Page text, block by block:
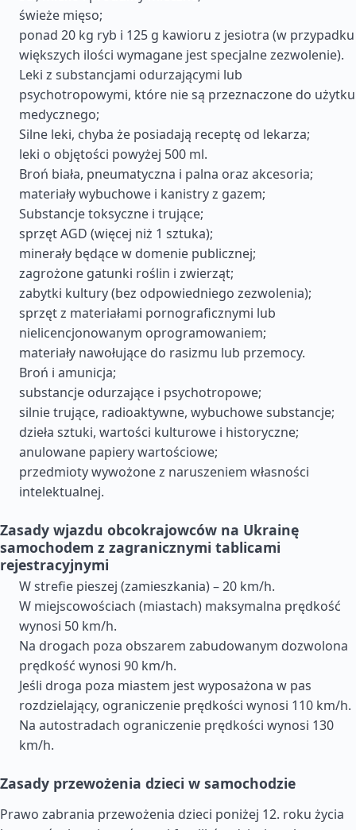
świeże mięso;
ponad 20 kg ryb i 125 g kawioru z jesiotra (w przypadku
większych ilości wymagane jest specjalne zezwolenie).
Leki z substancjami odurzającymi lub
psychotropowymi, które nie są przeznaczone do użytku
medycznego;
Silne leki, chyba że posiadają receptę od lekarza;
leki o objętości powyżej 500 ml.
Broń biała, pneumatyczna i palna oraz akcesoria;
materiały wybuchowe i kanistry z gazem;
Substancje toksyczne i trujące;
sprzęt AGD (więcej niż 1 sztuka);
minerały będące w domenie publicznej;
zagrożone gatunki roślin i zwierząt;
zabytki kultury (bez odpowiedniego zezwolenia);
sprzęt z materiałami pornograficznymi lub
nielicencjonowanym oprogramowaniem;
materiały nawołujące do rasizmu lub przemocy.
Broń i amunicja;
substancje odurzające i psychotropowe;
silnie trujące, radioaktywne, wybuchowe substancje;
dzieła sztuki, wartości kulturowe i historyczne;
anulowane papiery wartościowe;
przedmioty wywożone z naruszeniem własności
intelektualnej.
Zasady wjazdu obcokrajowców na Ukrainę
samochodem z zagranicznymi tablicami
rejestracyjnymi
W strefie pieszej (zamieszkania) – 20 km/h.
W miejscowościach (miastach) maksymalna prędkość
wynosi 50 km/h.
Na drogach poza obszarem zabudowanym dozwolona
prędkość wynosi 90 km/h.
Jeśli droga poza miastem jest wyposażona w pas
rozdzielający, ograniczenie prędkości wynosi 110 km/h.
Na autostradach ograniczenie prędkości wynosi 130
km/h.
Zasady przewożenia dzieci w samochodzie
Prawo zabrania przewożenia dzieci poniżej 12. roku życia